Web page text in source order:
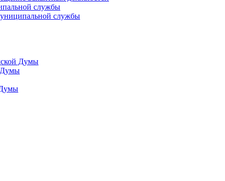
службы
службы
Думы
Думы
Думы